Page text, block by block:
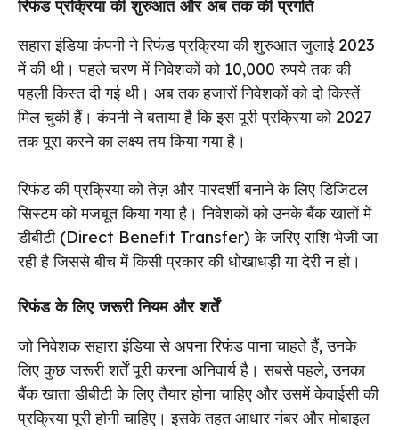
रिफंड प्रक्रिया की शुरुआत और अब तक की प्रगति
सहारा इंडिया कंपनी ने रिफंड प्रक्रिया की शुरुआत जुलाई 2023
में की थी। पहले चरण में निवेशकों को 10,000 रुपये तक की
पहली किस्त दी गई थी। अब तक हजारों निवेशकों को दो किस्तें
मिल चुकी हैं। कंपनी ने बताया है कि इस पूरी प्रक्रिया को 2027
तक पूरा करने का लक्ष्य तय किया गया है।
रिफंड की प्रक्रिया को तेज़ और पारदर्शी बनाने के लिए डिजिटल
सिस्टम को मजबूत किया गया है। निवेशकों को उनके बैंक खातों में
डीबीटी (Direct Benefit Transfer) के जरिए राशि भेजी जा
रही है जिससे बीच में किसी प्रकार की धोखाधड़ी या देरी न हो।
रिफंड के लिए जरूरी नियम और शर्तें
जो निवेशक सहारा इंडिया से अपना रिफंड पाना चाहते हैं, उनके
लिए कुछ जरूरी शर्तें पूरी करना अनिवार्य है। सबसे पहले, उनका
बैंक खाता डीबीटी के लिए तैयार होना चाहिए और उसमें केवाईसी की
प्रक्रिया पूरी होनी चाहिए। इसके तहत आधार नंबर और मोबाइल